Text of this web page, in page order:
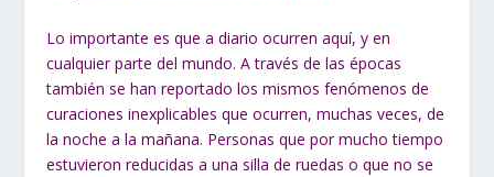
Lo importante es que a diario ocurren aquí, y en
cualquier parte del mundo. A través de las épocas
también se han reportado los mismos fenómenos de
curaciones inexplicables que ocurren, muchas veces, de
la noche a la mañana. Personas que por mucho tiempo
estuvieron reducidas a una silla de ruedas o que no se